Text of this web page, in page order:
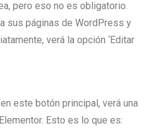
pero eso no es obligatorio.
sus páginas de WordPress y
verá la opción ‘Editar
este botón principal, verá una
Esto es lo que es: